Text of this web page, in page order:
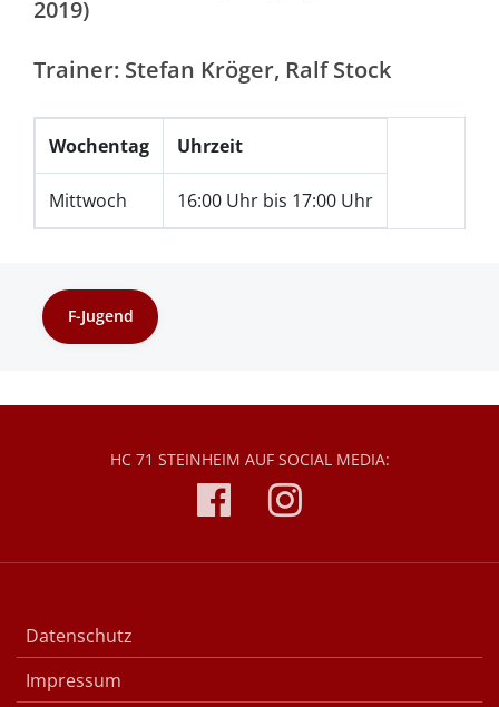
2019)
Trainer: Stefan Kröger, Ralf Stock
Wochentag Uhrzeit
Mittwoch 16:00 Uhr bis 17:00 Uhr
F-Jugend
HC 71 STEINHEIM AUF SOCIAL MEDIA:
Datenschutz
Impressum